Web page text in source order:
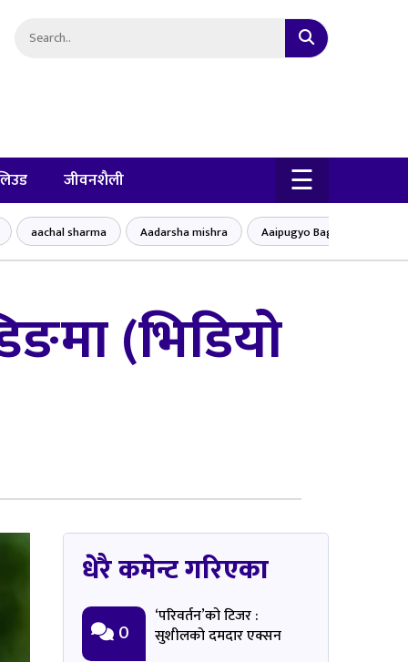
☰
जीवनशैली
aachal sharma Aadarsha mishra Aaipugyo Baglung bajar
(भिडियो
धेरै कमेन्ट गरिएका
0
‘परिवर्तन’को टिजर :
सुशीलको दमदार एक्सन